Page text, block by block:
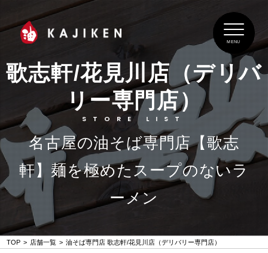
MENU
歌志軒/花見川店（デリバ
リー専門店）
STORE LIST
名古屋の油そば専門店【歌志
軒】麺を極めたスープのないラ
ーメン
TOP 店舗一覧 油そば専門店 歌志軒/花見川店（デリバリー専門店）